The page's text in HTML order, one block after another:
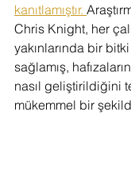
kanıtlamıştır.
Chris Knight, her
yakınlarında bir
sağlamış,
nasıl geliştirildiğini
mükemmel bir